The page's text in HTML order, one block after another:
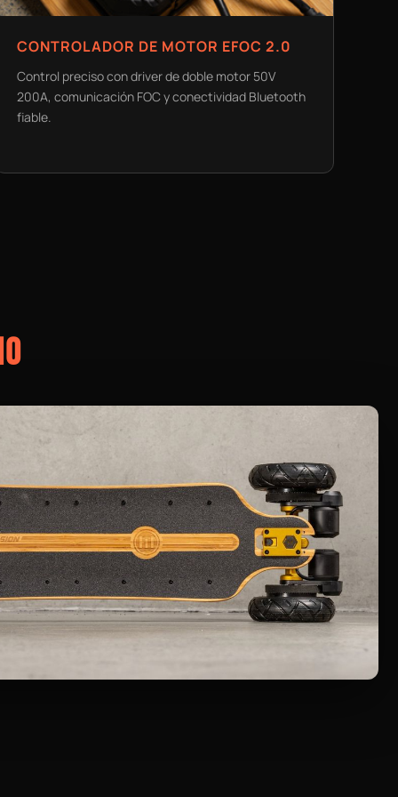
CONTROLADOR DE MOTOR EFOC 2.0
Control preciso con driver de doble motor 50V
200A, comunicación FOC y conectividad Bluetooth
fiable.